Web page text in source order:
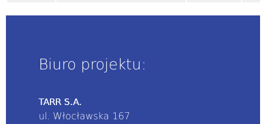
Biuro projektu:
TARR S.A.
ul. Włocławska 167